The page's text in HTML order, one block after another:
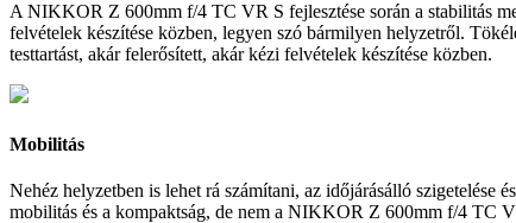
A NIKKOR Z 600mm f/4 TC VR S fejlesztése során a stabilitás
felvételek készítése közben, legyen szó bármilyen helyzetről.
testtartást, akár felerősített, akár kézi felvételek készítése közben.
Mobilitás
Nehéz helyzetben is lehet rá számítani, az időjárásálló
mobilitás és a kompaktság, de nem a NIKKOR Z 600mm f/4 TC